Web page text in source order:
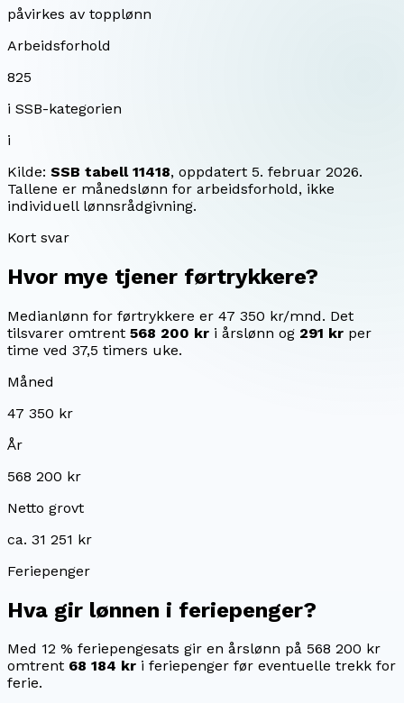
påvirkes av topplønn
Arbeidsforhold
825
i SSB-kategorien
i
Kilde: SSB tabell 11418, oppdatert 5. februar 2026.
Tallene er månedslønn for arbeidsforhold, ikke
individuell lønnsrådgivning.
Kort svar
Hvor mye tjener førtrykkere?
Medianlønn for førtrykkere er 47 350 kr/mnd. Det
tilsvarer omtrent 568 200 kr i årslønn og 291 kr per
time ved 37,5 timers uke.
Måned
47 350 kr
År
568 200 kr
Netto grovt
ca. 31 251 kr
Feriepenger
Hva gir lønnen i feriepenger?
Med 12 % feriepengesats gir en årslønn på 568 200 kr
omtrent 68 184 kr i feriepenger før eventuelle trekk for
ferie.